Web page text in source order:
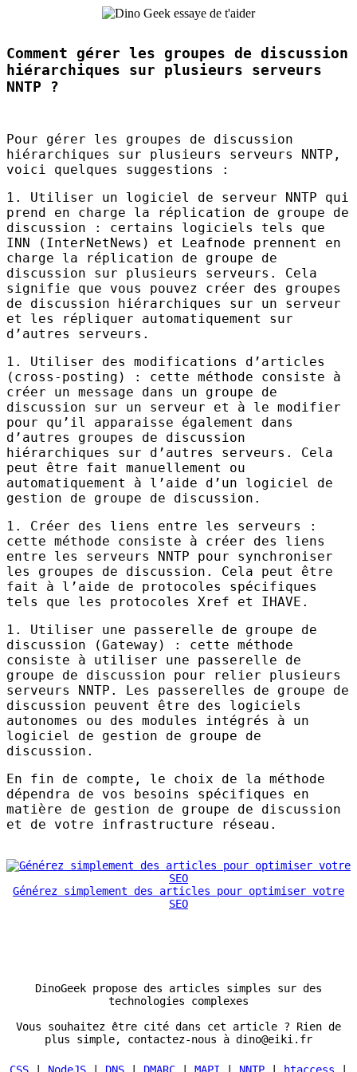
Comment gérer les groupes de discussion
hiérarchiques sur plusieurs serveurs
NNTP ?
Pour gérer les groupes de discussion
hiérarchiques sur plusieurs serveurs NNTP ,
voici quelques suggestions :
1. Utiliser un logiciel de serveur NNTP qui
prend en charge la réplication de groupe de
discussion : certains logiciels tels que
INN (InterNetNews) et Leafnode prennent en
charge la réplication de groupe de
discussion sur plusieurs serveurs. Cela
signifie que vous pouvez créer des groupes
de discussion hiérarchiques sur un serveur
et les répliquer automatiquement sur
d’autres serveurs.
1. Utiliser des modifications d’articles
(cross-posting) : cette méthode consiste à
créer un message dans un groupe de
discussion sur un serveur et à le modifier
pour qu’il apparaisse également dans
d’autres groupes de discussion
hiérarchiques sur d’autres serveurs. Cela
peut être fait manuellement ou
automatiquement à l’aide d’un logiciel de
gestion de groupe de discussion.
1. Créer des liens entre les serveurs :
cette méthode consiste à créer des liens
entre les serveurs NNTP pour synchroniser
les groupes de discussion. Cela peut être
fait à l’aide de protocoles spécifiques
tels que les protocoles Xref et IHAVE .
1. Utiliser une passerelle de groupe de
discussion (Gateway) : cette méthode
consiste à utiliser une passerelle de
groupe de discussion pour relier plusieurs
serveurs NNTP . Les passerelles de groupe de
discussion peuvent être des logiciels
autonomes ou des modules intégrés à un
logiciel de gestion de groupe de
discussion.
En fin de compte, le choix de la méthode
dépendra de vos besoins spécifiques en
matière de gestion de groupe de discussion
et de votre infrastructure réseau.
Générez simplement des articles pour optimiser votre
SEO
DinoGeek propose des articles simples sur des
technologies complexes
Vous souhaitez être cité dans cet article ? Rien de
plus simple, contactez-nous à dino@eiki.fr